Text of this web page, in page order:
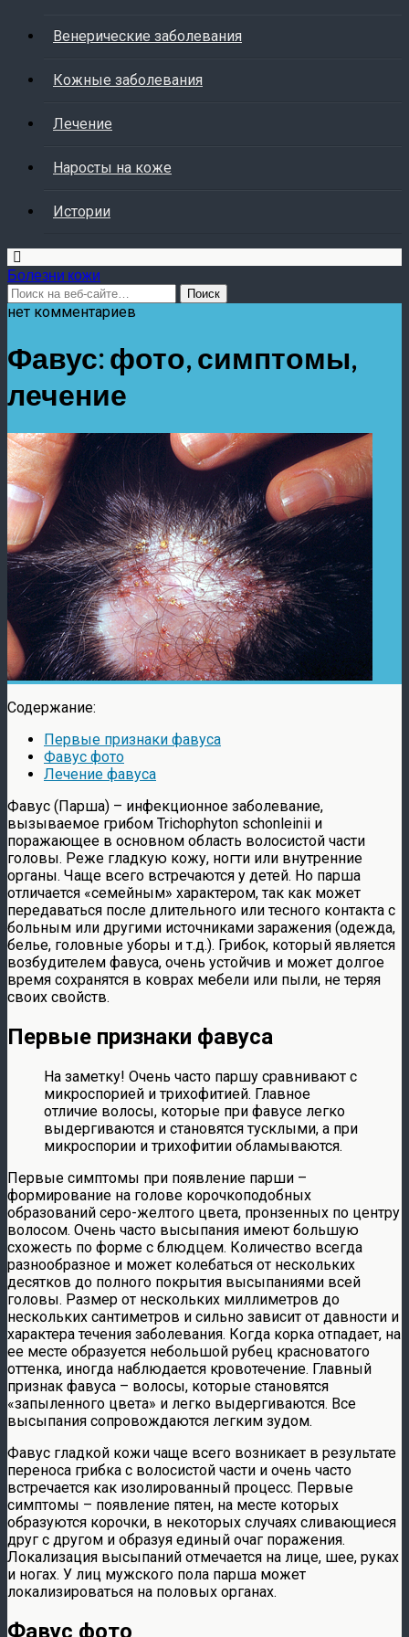
Венерические заболевания
Кожные заболевания
Лечение
Наросты на коже
Истории
Болезни кожи
нет комментариев
Фавус: фото, симптомы,
лечение
Содержание:
Первые признаки фавуса
Фавус фото
Лечение фавуса
Фавус (Парша) – инфекционное заболевание,
вызываемое грибом Trichophyton schonleinii и
поражающее в основном область волосистой части
головы. Реже гладкую кожу, ногти или внутренние
органы. Чаще всего встречаются у детей. Но парша
отличается «семейным» характером, так как может
передаваться после длительного или тесного контакта с
больным или другими источниками заражения (одежда,
белье, головные уборы и т.д.). Грибок, который является
возбудителем фавуса, очень устойчив и может долгое
время сохранятся в коврах мебели или пыли, не теряя
своих свойств.
Первые признаки фавуса
На заметку! Очень часто паршу сравнивают с
микроспорией и трихофитией. Главное
отличие волосы, которые при фавусе легко
выдергиваются и становятся тусклыми, а при
микроспории и трихофитии обламываются.
Первые симптомы при появление парши –
формирование на голове корочкоподобных
образований серо-желтого цвета, пронзенных по центру
волосом. Очень часто высыпания имеют большую
схожесть по форме с блюдцем. Количество всегда
разнообразное и может колебаться от нескольких
десятков до полного покрытия высыпаниями всей
головы. Размер от нескольких миллиметров до
нескольких сантиметров и сильно зависит от давности и
характера течения заболевания. Когда корка отпадает, на
ее месте образуется небольшой рубец красноватого
оттенка, иногда наблюдается кровотечение. Главный
признак фавуса – волосы, которые становятся
«запыленного цвета» и легко выдергиваются. Все
высыпания сопровождаются легким зудом.
Фавус гладкой кожи чаще всего возникает в результате
переноса грибка с волосистой части и очень часто
встречается как изолированный процесс. Первые
симптомы – появление пятен, на месте которых
образуются корочки, в некоторых случаях сливающиеся
друг с другом и образуя единый очаг поражения.
Локализация высыпаний отмечается на лице, шее, руках
и ногах. У лиц мужского пола парша может
локализироваться на половых органах.
Фавус фото